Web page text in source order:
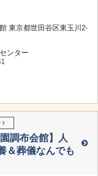
東京都世田谷区東玉川2-
ンター
調布会館】人
＆葬儀なんでも